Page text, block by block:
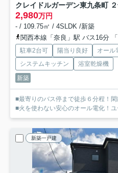
2,980万円
- / 109.75㎡ / 4SLDK /新築
関西本線「奈良」駅 バス16分
駐車2台可 陽当り良好 オール
システムキッチン
浴室乾燥機
新築
■最寄りのバス停まで徒歩６分程！閑
■火を使わない安心のオール電化！ユ
新築一戸建